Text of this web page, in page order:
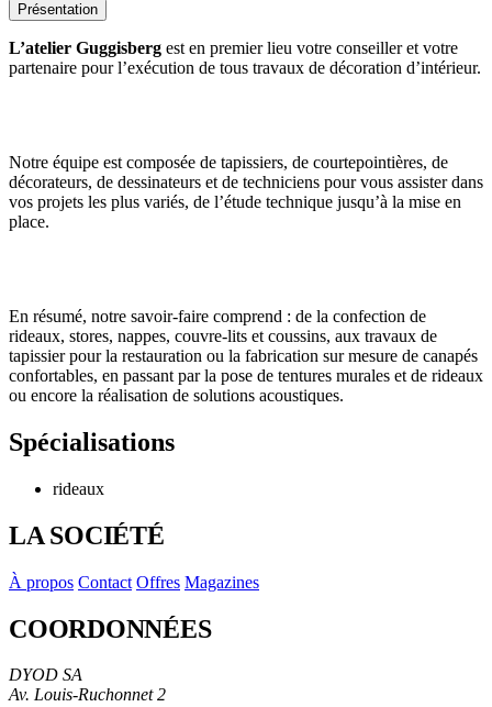
Présentation
L’atelier Guggisberg est en premier lieu votre conseiller et votre
partenaire pour l’exécution de tous travaux de décoration d’intérieur.
Notre équipe est composée de tapissiers, de courtepointières, de
décorateurs, de dessinateurs et de techniciens pour vous assister dans
vos projets les plus variés, de l’étude technique jusqu’à la mise en
place.
En résumé, notre savoir-faire comprend : de la confection de
rideaux, stores, nappes, couvre-lits et coussins, aux travaux de
tapissier pour la restauration ou la fabrication sur mesure de canapés
confortables, en passant par la pose de tentures murales et de rideaux
ou encore la réalisation de solutions acoustiques.
Spécialisations
rideaux
LA SOCIÉTÉ
À propos Contact Offres Magazines
COORDONNÉES
DYOD SA
Av. Louis-Ruchonnet 2